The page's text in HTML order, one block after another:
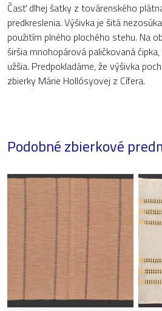
Časť dlhej šatky z továrenského
predkreslenia. Výšivka je šitá
použitím plného plochého stehu. Na
širšia mnohopárová paličkovaná
užšia. Predpokladáme, že výšivka
zbierky Márie Hollósyovej z Cífera.
Podobné zbierkové